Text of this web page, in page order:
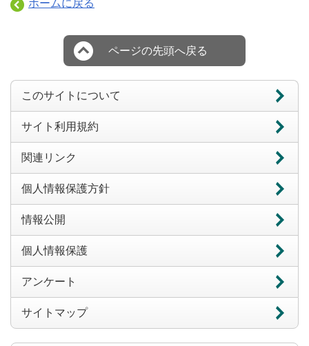
ホームに戻る
ページの先頭へ戻る
このサイトについて
サイト利用規約
関連リンク
個人情報保護方針
情報公開
個人情報保護
アンケート
サイトマップ